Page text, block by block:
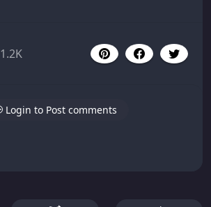
1.2K
Login to Post comments